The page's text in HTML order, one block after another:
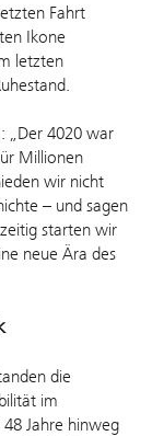
Fahrt
Ikone
letzten
: „Der 4020 war
Millionen
wir nicht
– und sagen
starten wir
neue Ära des
die
im
Jahre hinweg